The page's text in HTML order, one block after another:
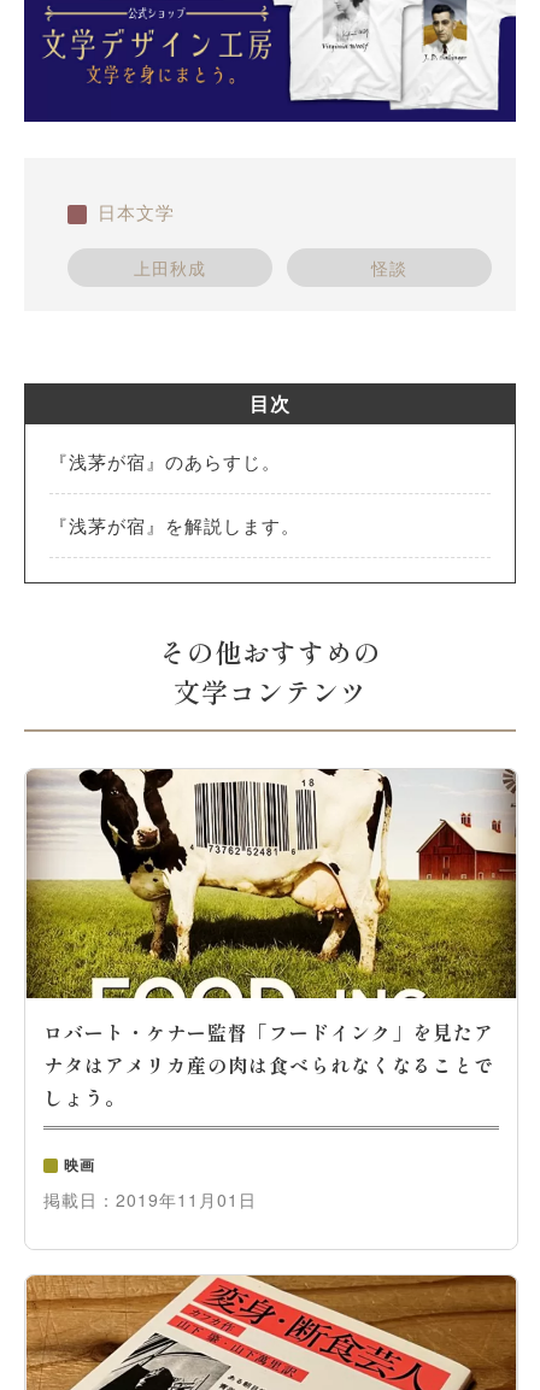
日本文学
上田秋成 怪談
目次
『浅茅が宿』のあらすじ。
『浅茅が宿』を解説します。
その他おすすめの
文学コンテンツ
ロバート・ケナー監督「フードインク」を見たア
ナタはアメリカ産の肉は食べられなくなることで
しょう。
映画
掲載日： 2019年11月01日